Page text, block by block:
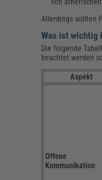
Allerdings sollten
Was ist wichtig
Die folgende
beachtet werden
Aspekt
Offene
Kommunikation